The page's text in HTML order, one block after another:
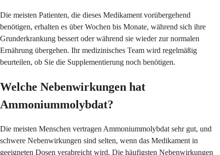
Die meisten Patienten, die dieses Medikament vorübergehend
benötigen, erhalten es über Wochen bis Monate, während sich ihre
Grunderkrankung bessert oder während sie wieder zur normalen
Ernährung übergehen. Ihr medizinisches Team wird regelmäßig
beurteilen, ob Sie die Supplementierung noch benötigen.
Welche Nebenwirkungen hat
Ammoniummolybdat?
Die meisten Menschen vertragen Ammoniummolybdat sehr gut, und
schwere Nebenwirkungen sind selten, wenn das Medikament in
geeigneten Dosen verabreicht wird. Die häufigsten Nebenwirkungen